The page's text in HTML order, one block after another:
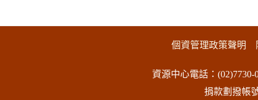
個資管理政策聲明
資源中心電話：(02)7730-
捐款劃撥帳